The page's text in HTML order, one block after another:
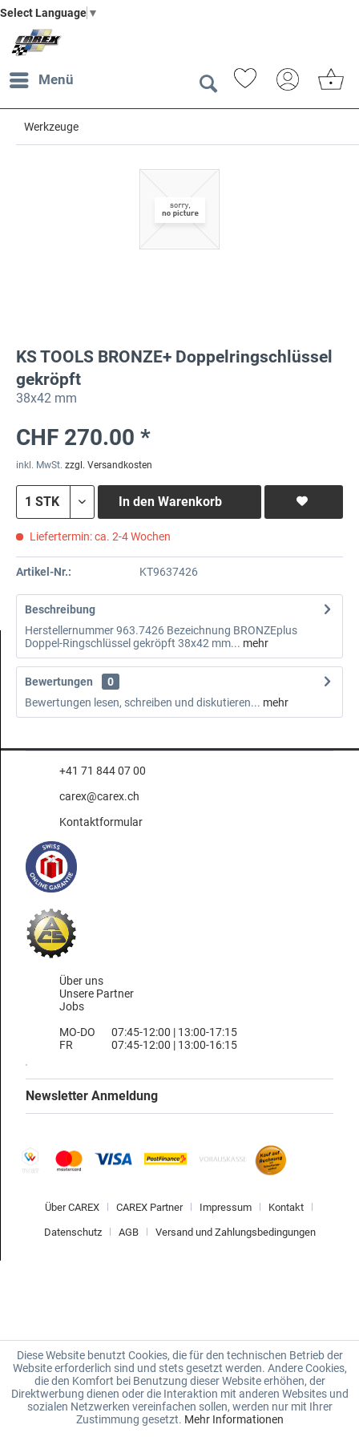
Select Language ▼
Menü
Werkzeuge
KS TOOLS BRONZE+ Doppelringschlüssel
gekröpft
38x42 mm
CHF 270.00 *
inkl. MwSt. zzgl. Versandkosten
In den Warenkorb
Liefertermin: ca. 2-4 Wochen
Artikel-Nr.: KT9637426
Beschreibung
Herstellernummer 963.7426 Bezeichnung BRONZEplus
Doppel-Ringschlüssel gekröpft 38x42 mm... mehr
Bewertungen
0
Bewertungen lesen, schreiben und diskutieren... mehr
+41 71 844 07 00
carex@carex.ch
Kontaktformular
Über uns
Unsere Partner
Jobs
MO-DO
FR
07:45-12:00 | 13:00-17:15
07:45-12:00 | 13:00-16:15
Newsletter Anmeldung
Über CAREX CAREX Partner Impressum Kontakt
Datenschutz AGB Versand und Zahlungsbedingungen
Diese Website benutzt Cookies, die für den technischen Betrieb der
Website erforderlich sind und stets gesetzt werden. Andere Cookies,
die den Komfort bei Benutzung dieser Website erhöhen, der
Direktwerbung dienen oder die Interaktion mit anderen Websites und
sozialen Netzwerken vereinfachen sollen, werden nur mit Ihrer
Zustimmung gesetzt. Mehr Informationen